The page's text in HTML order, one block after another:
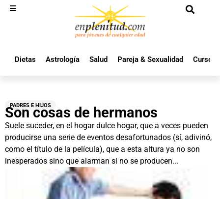
Dietas Astrología Salud Pareja & Sexualidad Cursos
PADRES E HIJOS
Son cosas de hermanos
Suele suceder, en el hogar dulce hogar, que a veces pueden
producirse una serie de eventos desafortunados (sí, adivinó,
como el título de la película), que a esta altura ya no son
inesperados sino que alarman si no se producen...